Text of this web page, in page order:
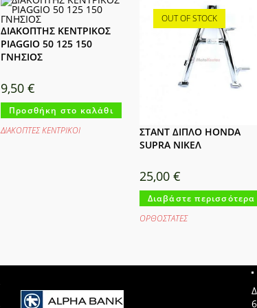
ΔΙΑΚΟΠΤΗΣ ΚΕΝΤΡΙΚΟΣ
PIAGGIO 50 125 150
ΓΝΗΣΙΟΣ
9,50€
Προσθήκη στο καλάθι
ΔΙΑΚΟΠΤΕΣ ΚΕΝΤΡΙΚΟΙ
OUT OF STOCK
ΣΤΑΝΤ ΔΙΠΛΟ HONDA
SUPRA ΝΙΚΕΛ
25,00 €
Διαβάστε περισσότερα
ΟΡΘΟΣΤΑΤΕΣ